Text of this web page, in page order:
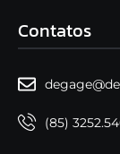
Contatos
(85)